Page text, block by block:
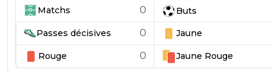
Matchs 0 Buts
Passes décisives 0 Jaune
Rouge 0 Jaune Rouge